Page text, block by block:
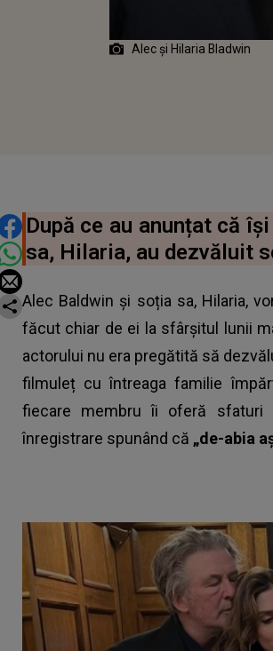
Alec și Hilaria Bladwin
ARTICOLUL
După ce au anunțat că
sa, Hilaria, au dezvăluit
Alec Baldwin și soția sa, Hilaria,
făcut chiar de ei la sfârșitul lunii
actorului nu era pregătită să
filmuleț cu întreaga familie
fiecare membru îi oferă sfaturi
înregistrare spunând că „de-abia